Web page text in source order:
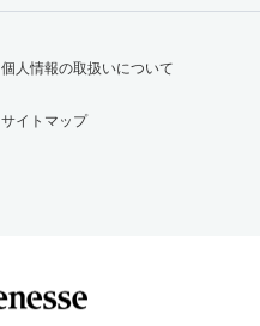
個人情報の取扱いについて
サイトマップ